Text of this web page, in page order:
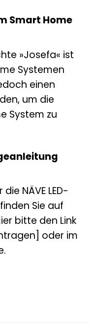
Smart Home
»Josefa« ist
Systemen
einen
um die
System zu
NÄVE LED-
Sie auf
bitte den Link
oder im